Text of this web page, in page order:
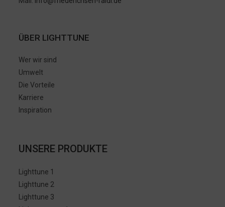
ÜBER LIGHTTUNE
Wer wir sind
Umwelt
Die Vorteile
Karriere
Inspiration
UNSERE PRODUKTE
Lighttune 1
Lighttune 2
Lighttune 3